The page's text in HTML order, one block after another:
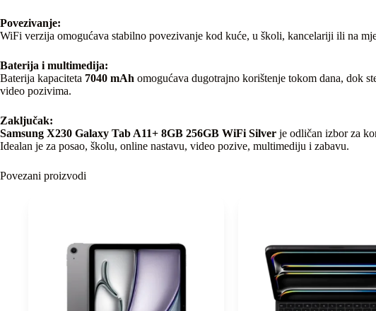
Povezivanje:
WiFi verzija omogućava stabilno povezivanje kod kuće, u školi, kancelariji ili na
Baterija i multimedija:
Baterija kapaciteta 7040 mAh omogućava dugotrajno korištenje tokom dana, dok
video pozivima.
Zaključak:
Samsung X230 Galaxy Tab A11+ 8GB 256GB WiFi Silver je odličan izbor za
Idealan je za posao, školu, online nastavu, video pozive, multimediju i zabavu.
Povezani proizvodi